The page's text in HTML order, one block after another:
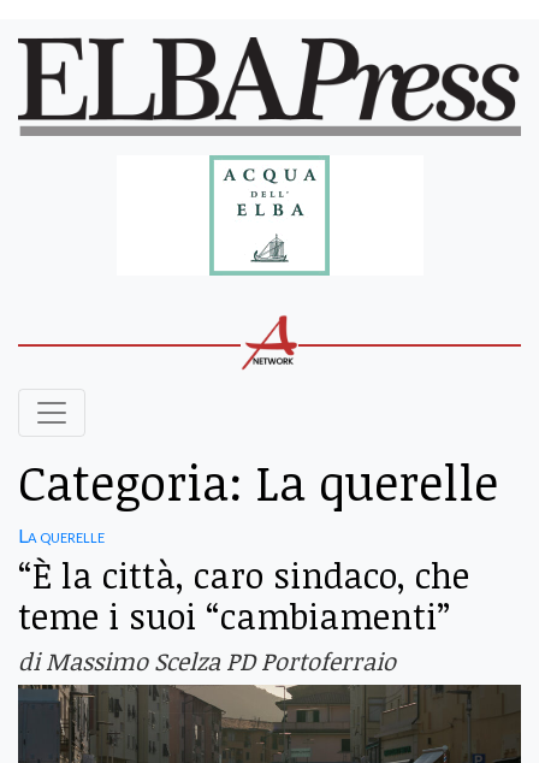
Categoria: La querelle
La querelle
“È la città, caro sindaco, che
teme i suoi “cambiamenti”
di Massimo Scelza PD Portoferraio